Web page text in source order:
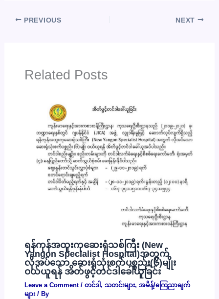
PREVIOUS NEXT
Related Posts
ရန်ကုန်အထူးကုဆေးရုံသစ်ကြီး (New
Yangon Specialist Hospital)အတွက်
လိုအပ်သော ဆေးရုံသုံးစက်ပစ္စည်း(၆)မျိုး
ဝယ်ယူရန် အိတ်ဖွင့်တင်ဒါခေါ်ယူခြင်း
Leave a Comment / တင်ဒါ , သတင်းများ, အမိန့်/ကြေညာချက်
များ/ By